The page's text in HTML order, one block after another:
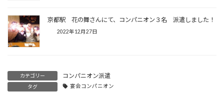
京都駅 花の舞さんにて、コンパニオン３名 派遣しました！
2022年12月27日
カテゴリー コンパニオン派遣
タグ 宴会コンパニオン